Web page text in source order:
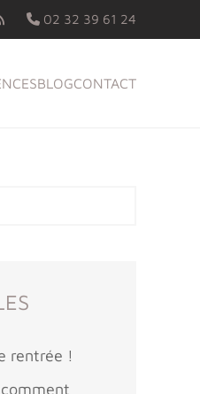
02 32 39 61 24
BLOGCONTACT
rentrée !